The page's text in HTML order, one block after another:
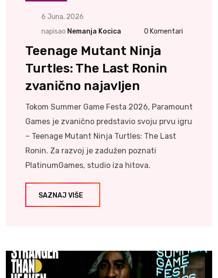
6 Juna, 2026
napisao Nemanja Kocica 0 Komentari
Teenage Mutant Ninja
Turtles: The Last Ronin
zvanično najavljen
Tokom Summer Game Festa 2026, Paramount
Games je zvanično predstavio svoju prvu igru
– Teenage Mutant Ninja Turtles: The Last
Ronin. Za razvoj je zadužen poznati
PlatinumGames, studio iza hitova.
SAZNAJ VIŠE